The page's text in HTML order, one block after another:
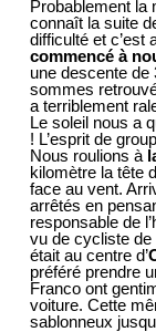
Probablement la
connaît la suite
difficulté et c’est
commencé à
une descente
sommes
a terriblement
Le soleil nous a
! L’esprit de
Nous roulions à
kilomètre la tête
face au vent.
arrêtés en
responsable de
vu de cycliste de
était au centre d’
préféré prendre
Franco ont
voiture. Cette
sablonneux